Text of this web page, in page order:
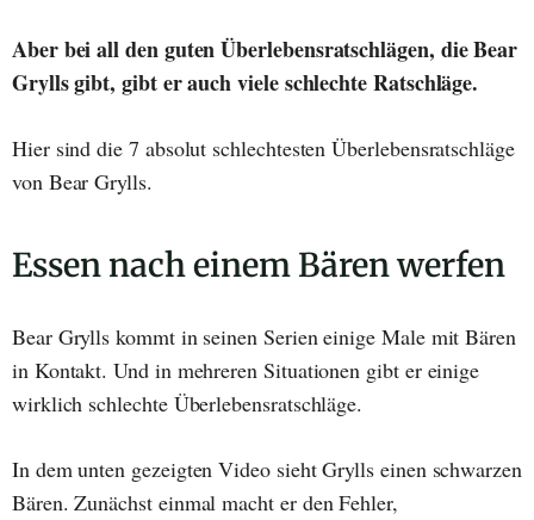
Aber bei all den guten Überlebensratschlägen, die Bear
Grylls gibt, gibt er auch viele schlechte Ratschläge.
Hier sind die 7 absolut schlechtesten Überlebensratschläge
von Bear Grylls.
Essen nach einem Bären werfen
Bear Grylls kommt in seinen Serien einige Male mit Bären
in Kontakt. Und in mehreren Situationen gibt er einige
wirklich schlechte Überlebensratschläge.
In dem unten gezeigten Video sieht Grylls einen schwarzen
Bären. Zunächst einmal macht er den Fehler,